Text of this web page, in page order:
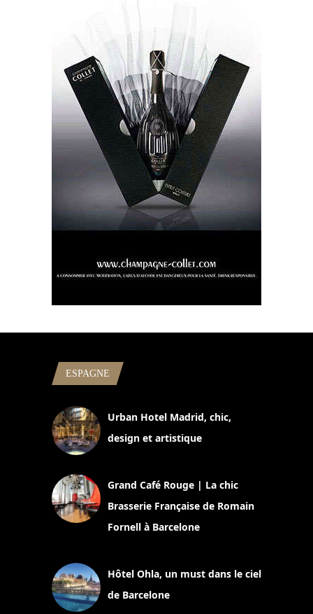
ESPAGNE
Urban Hotel Madrid, chic,
design et artistique
Grand Café Rouge | La chic
Brasserie Française de Romain
Fornell à Barcelone
Hôtel Ohla, un must dans le ciel
de Barcelone